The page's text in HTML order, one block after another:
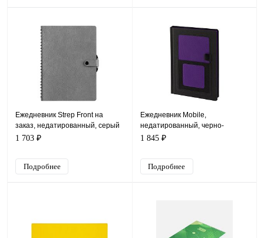
Ежедневник Strep Front на
заказ, недатированный, серый
1 703 ₽
Подробнее
Ежедневник Mobile,
недатированный, черно-
фиолетовый
1 845 ₽
Подробнее